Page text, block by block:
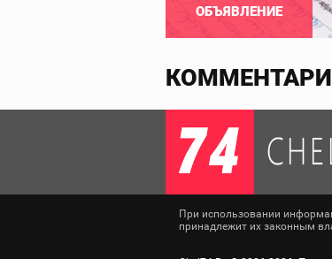
ОБЪЯВЛЕНИЕ
При использовании
принадлежит их законным